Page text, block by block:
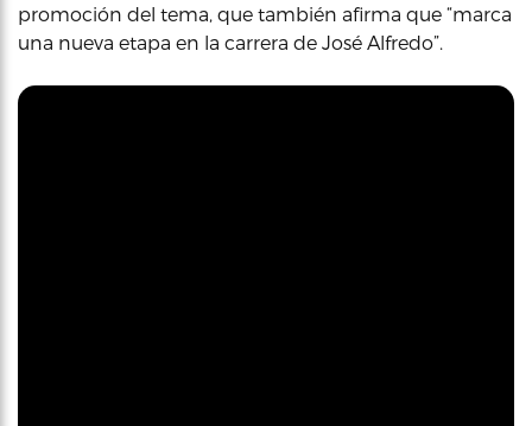
promoción del tema, que también afirma que “marca
una nueva etapa en la carrera de José Alfredo”.